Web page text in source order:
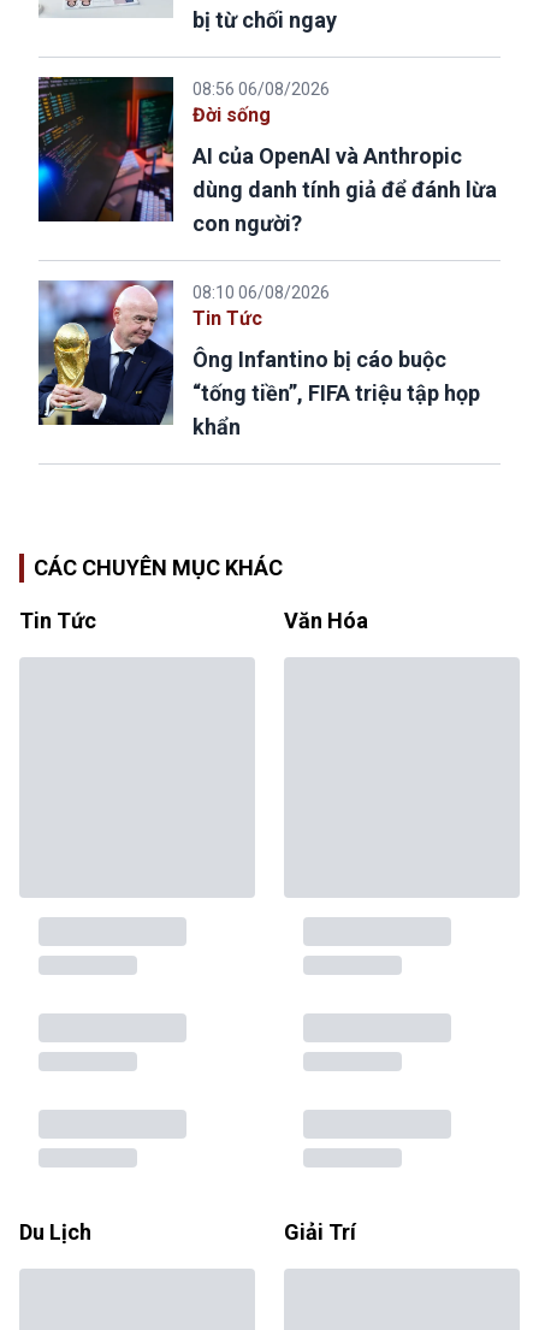
bị từ chối ngay
08:56 06/08/2026
Đời sống
AI của OpenAI và Anthropic
dùng danh tính giả để đánh lừa
con người?
08:10 06/08/2026
Tin Tức
Ông Infantino bị cáo buộc
“tống tiền”, FIFA triệu tập họp
khẩn
CÁC CHUYÊN MỤC KHÁC
Tin Tức Văn Hóa
Du Lịch Giải Trí